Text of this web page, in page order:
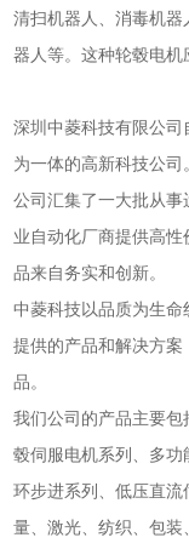
清扫机器人、消毒机
器人等。这种轮毂电机
深圳中菱科技有限公
为一体的高新科技公司。
公司汇集了一大批从
业自动化厂商提供高
品来自务实和创新。
中菱科技以品质为生
提供的产品和解决方
品。
我们公司的产品主要
毂伺服电机系列、多
环步进系列、低压直
量、激光、纺织、包